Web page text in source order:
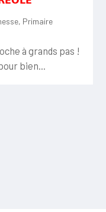
, Primaire
à grands pas !
bien...